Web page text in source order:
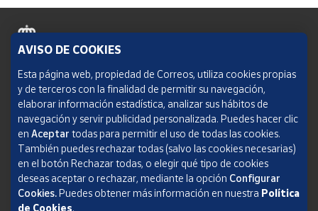
Política de cookies
Aviso legal
Condiciones del servicio
Política de Privacidad Web
Informe de transparencia
SOCIEDAD ESTATAL CORREOS Y TELÉGRAFOS, S.A., S.M.E. Todos los derechos
AVISO DE COOKIES
Esta página web, propiedad de Correos, utiliza cookies propias
y de terceros con la finalidad de permitir su navegación,
elaborar información estadística, analizar sus hábitos de
navegación y servir publicidad personalizada. Puedes hacer clic
en Aceptar todas para permitir el uso de todas las cookies.
También puedes rechazar todas (salvo las cookies necesarias)
en el botón Rechazar todas, o elegir qué tipo de cookies
deseas aceptar o rechazar, mediante la opción Configurar
Cookies.Puedes obtener más información en nuestra Política
de Cookies.